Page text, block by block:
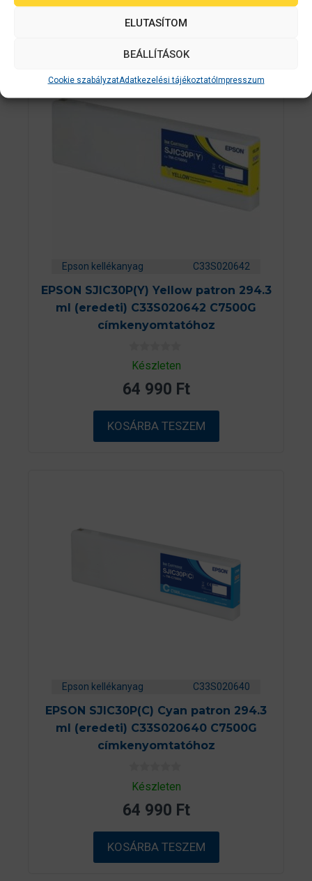
ELUTASÍTOM
BEÁLLÍTÁSOK
Cookie szabályzatAdatkezelési tájékoztatóImpresszum
termékek
Epson kellékanyag C33S020642
EPSON SJIC30P(Y) Yellow patron 294.3
ml (eredeti) C33S020642 C7500G
címkenyomtatóhoz
0
a
5
b
ő
l
Készleten
64 990 Ft
KOSÁRBA TESZEM
Epson kellékanyag C33S020640
EPSON SJIC30P(C) Cyan patron 294.3
ml (eredeti) C33S020640 C7500G
címkenyomtatóhoz
0
a
5
b
ő
l
Készleten
64 990 Ft
KOSÁRBA TESZEM